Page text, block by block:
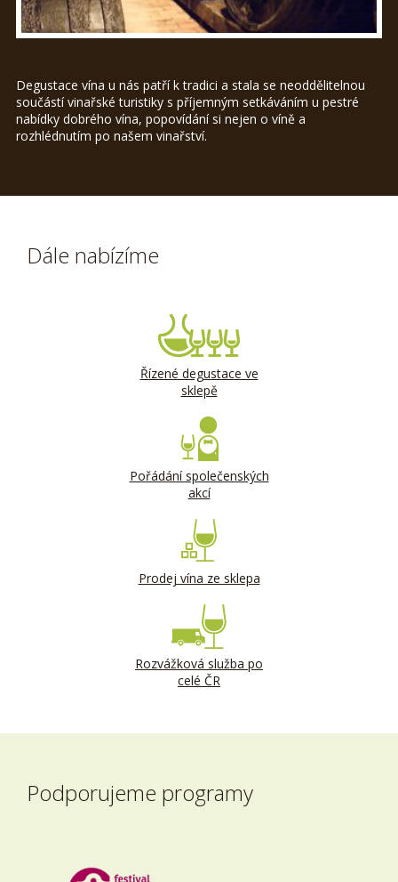
Degustace vína u nás patří k tradici a stala se neoddělitelnou
součástí vinařské turistiky s příjemným setkáváním u pestré
nabídky dobrého vína, popovídání si nejen o víně a
rozhlédnutím po našem vinařství.
Dále nabízíme
Řízené degustace ve
sklepě
Pořádání společenských
akcí
Prodej vína ze sklepa
Rozvážková služba po
celé ČR
Podporujeme programy